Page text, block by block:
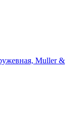
Muller &